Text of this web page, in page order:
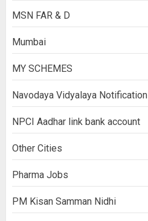
MSN FAR & D
Mumbai
MY SCHEMES
Navodaya Vidyalaya Notification
NPCI Aadhar link bank account
Other Cities
Pharma Jobs
PM Kisan Samman Nidhi